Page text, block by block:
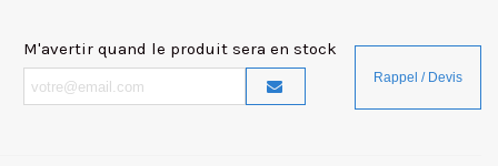
M'avertir quand le produit sera en stock